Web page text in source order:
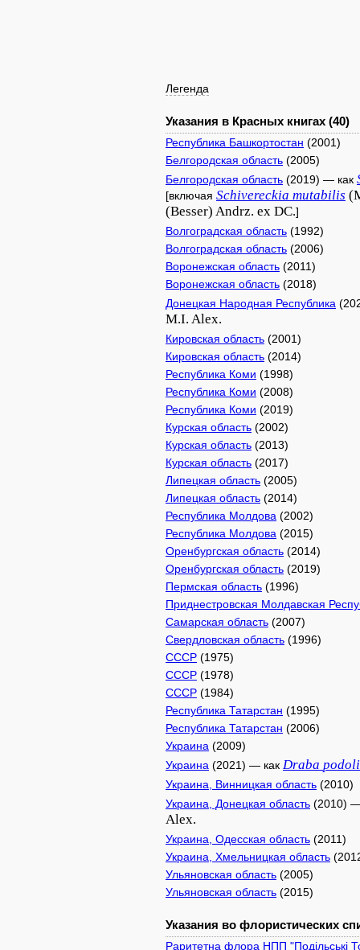
Легенда
Указания в Красных книгах (40)
Республика Башкортостан (2001)
Белгородская область (2005)
Белгородская область (2019) — как
[включая Schivereckia mutabilis
(Besser) Andrz. ex DC.]
Волгоградская область (1992)
Волгоградская область (2006)
Воронежская область (2011)
Воронежская область (2018)
Донецкая Народная Республика
M.I. Alex.
Кировская область (2001)
Кировская область (2014)
Республика Коми (1998)
Республика Коми (2008)
Республика Коми (2019)
Курская область (2002)
Курская область (2013)
Курская область (2017)
Липецкая область (2005)
Липецкая область (2014)
Республика Молдова (2002)
Республика Молдова (2015)
Оренбургская область (2014)
Оренбургская область (2019)
Пермская область (1996)
Приднестровская Молдавская
Самарская область (2007)
Свердловская область (1996)
СССР (1975)
СССР (1978)
СССР (1984)
Республика Татарстан (1995)
Республика Татарстан (2006)
Украина (2009)
Украина (2021) — как Draba
Украина, Винницкая область (2010)
Украина, Донецкая область (2010)
Alex.
Украина, Одесская область (2011)
Украина, Хмельницкая область
Ульяновская область (2005)
Ульяновская область (2015)
Указания во флористических
Раритетна флора НПП "Подільські